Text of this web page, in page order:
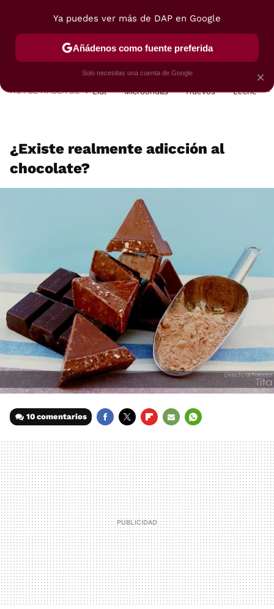
POSTRES VIAJES SELECCIÓN VEGUI
HOY SE HABLA DE Lidl Microondas Huevos Leche
¿Existe realmente adicción al
chocolate?
10 comentarios
MAIL
×
Ya puedes ver más de DAP en Google
Añádenos como fuente preferida
Solo necesitas una cuenta de Google